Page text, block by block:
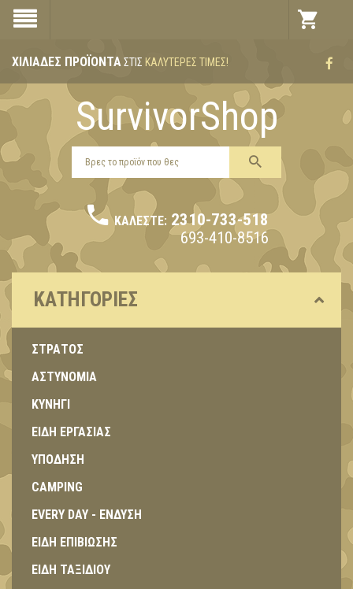
ΧΙΛΙΆΔΕΣ ΠΡΟΪΌΝΤΑΣΤΙΣ ΚΑΛΎΤΕΡΕΣ ΤΙΜΈΣ!
SurvivorShop
ΚΑΛΈΣΤΕ: 2310-733-518
693-410-8516
ΚΑΤΗΓΟΡΊΕΣ
ΣΤΡΑΤΟΣ
ΑΣΤΥΝΟΜΙΑ
ΚΥΝΗΓΙ
ΕΙΔΗ ΕΡΓΑΣΙΑΣ
ΥΠΟΔΗΣΗ
CAMPING
EVERY DAY - ΕΝΔΥΣΗ
ΕΙΔΗ ΕΠΙΒΙΩΣΗΣ
ΕΙΔΗ ΤΑΞΙΔΙΟΥ